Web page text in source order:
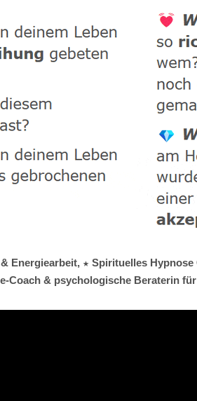
Energiearbeit, ★ Spirituelles
Coach & psychologische Beraterin